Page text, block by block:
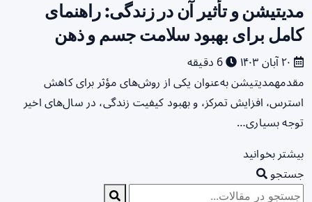
مدیتیشن و تأثیر آن در زندگی: راهنمای
کامل برای بهبود سلامت جسم و ذهن
6 دقیقه
مقدمهمدیتیشن به‌عنوان یکی از روش‌های مؤثر برای کاهش
استرس، افزایش تمرکز، و بهبود کیفیت زندگی، در سال‌های اخیر
توجه بسیاری…
بیشتر بخوانید
جستجو